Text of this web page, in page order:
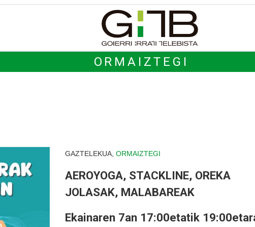
ORMAIZTEGI
GAZTELEKUA, ORMAIZTEGI
AEROYOGA, STACKLINE, OREKA
JOLASAK, MALABAREAK
Ekainaren 7an 17:00etatik